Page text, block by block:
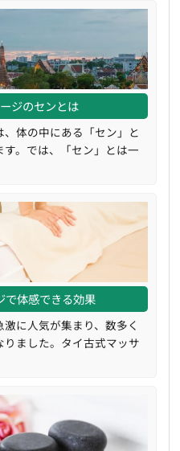
ジのセンとは
体の中にある「セン」と
。では、「セン」とは一
で体感できる効果
に人気が集まり、数多く
ました。タイ古式マッサ